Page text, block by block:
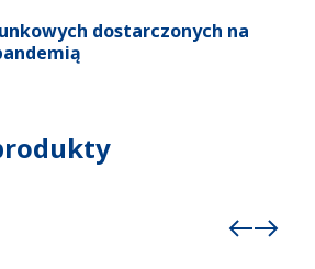
dostarczonych na